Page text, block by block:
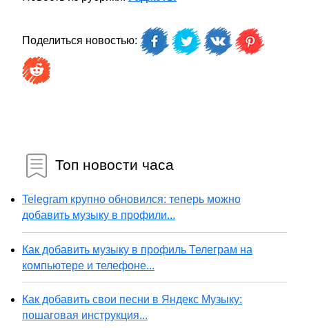
Поделиться новостью:
Топ новости часа
Telegram крупно обновился: теперь можно
добавить музыку в профили...
Как добавить музыку в профиль Телеграм на
компьютере и телефоне...
Как добавить свои песни в Яндекс Музыку:
пошаговая инструкция...